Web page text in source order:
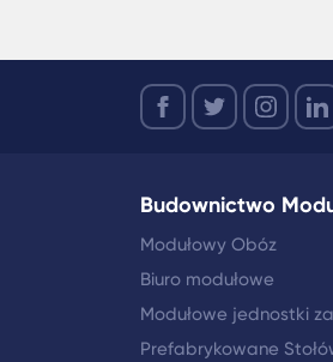
Budownictwo
Modułowy Obóz
Biuro modułowe
Modułowe jednostki
Prefabrykowane